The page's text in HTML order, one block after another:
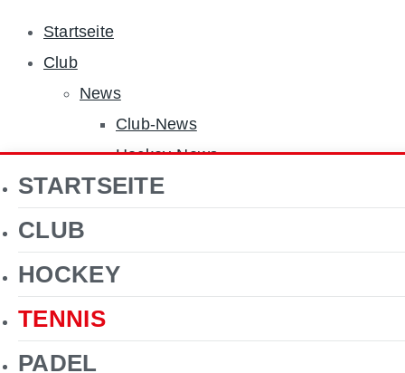
Startseite
Club
News
Club-News
Hockey-News
Tennis-News
Über uns
Jobs
Clubgelände
Gastronomie
STARTSEITE
CLUB
HOCKEY
TENNIS
PADEL